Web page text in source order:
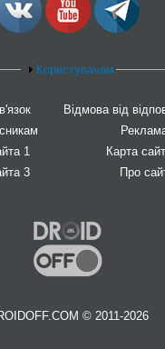
Користувачам
Відмова від
1
Карта
3
Про
© 2011-2026